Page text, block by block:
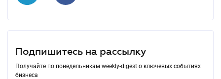
Подпишитесь на рассылку
Получайте по понедельникам weekly-digest о ключевых событиях
бизнеса